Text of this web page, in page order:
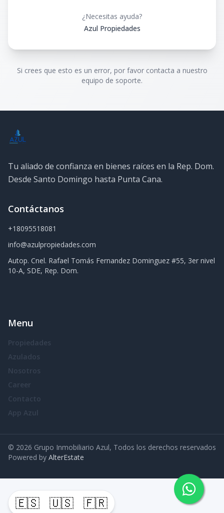
🇪🇸 🇺🇸 🇫🇷
¿Necesitas ayuda?
Azul Propiedades
Si crees que esto es un error, por favor contacta a nuestro
equipo de soporte.
Tu aliado de confianza en bienes raíces en la Rep. Dom.
Desde Santo Domingo hasta Punta Cana.
Contáctanos
+18095518081
info@azulpropiedades.com
Autop. Cnel. Rafael Tomás Fernandez Dominguez #55, 3er nivel
10-A, SDE, Rep. Dom.
Menu
Propiedades
Azulados
Nosotros
Career
Contacto
App Azul
© 2026 Grupo Inmobiliario Azul, Todos los derechos reservados
Powered by AlterEstate